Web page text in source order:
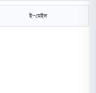
ই-মেইল